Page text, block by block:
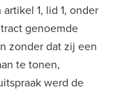
1, lid 1, onder
genoemde
zonder dat zij een
te tonen,
werd de